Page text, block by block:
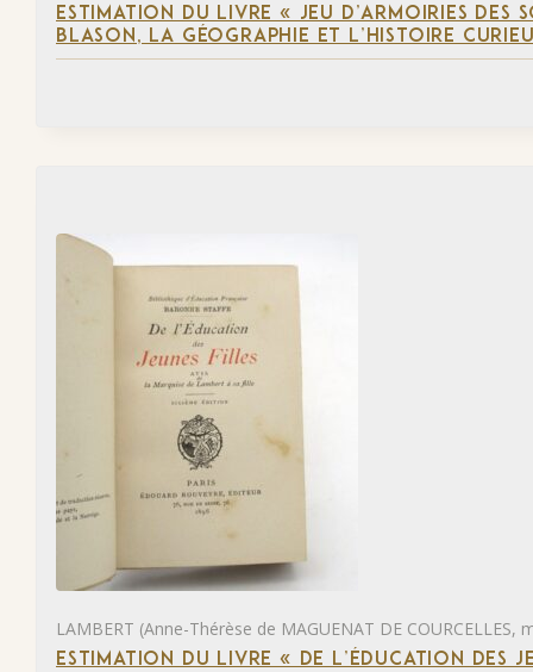
ESTIMATION DU LIVRE « JEU D’ARMOIRIES DES
BLASON, LA GÉOGRAPHIE ET L’HISTOIRE
LAMBERT (Anne-Thérèse de MAGUENAT DE COURCELLES,
ESTIMATION DU LIVRE « DE L’ÉDUCATION DES